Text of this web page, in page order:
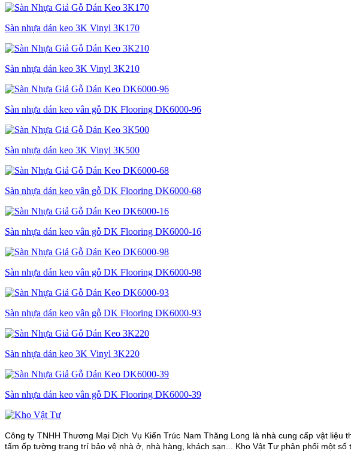
Sàn nhựa dán keo 3K Vinyl 3K170
Sàn nhựa dán keo 3K Vinyl 3K210
Sàn nhựa dán keo vân gỗ DK Flooring DK6000-96
Sàn nhựa dán keo 3K Vinyl 3K500
Sàn nhựa dán keo vân gỗ DK Flooring DK6000-68
Sàn nhựa dán keo vân gỗ DK Flooring DK6000-16
Sàn nhựa dán keo vân gỗ DK Flooring DK6000-98
Sàn nhựa dán keo vân gỗ DK Flooring DK6000-93
Sàn nhựa dán keo 3K Vinyl 3K220
Sàn nhựa dán keo vân gỗ DK Flooring DK6000-39
Công ty TNHH Thương Mại Dịch Vụ Kiến Trúc Nam Thăng Long là nhà cung cấp vật
tấm ốp tường trang trí bảo vệ nhà ở, nhà hàng, khách sạn... Kho Vật Tư phân phối một số